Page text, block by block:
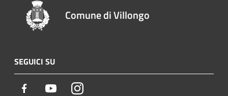
Comune di Villongo
SEGUICI SU
Facebook YoutubeInstagram